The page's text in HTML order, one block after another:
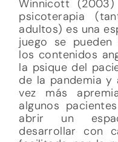
Winnicott
psicoterapia
adultos) es una
juego se pueden
los contenidos
la psique del
de la pandemia y
vez más
algunos
abrir un
desarrollar con